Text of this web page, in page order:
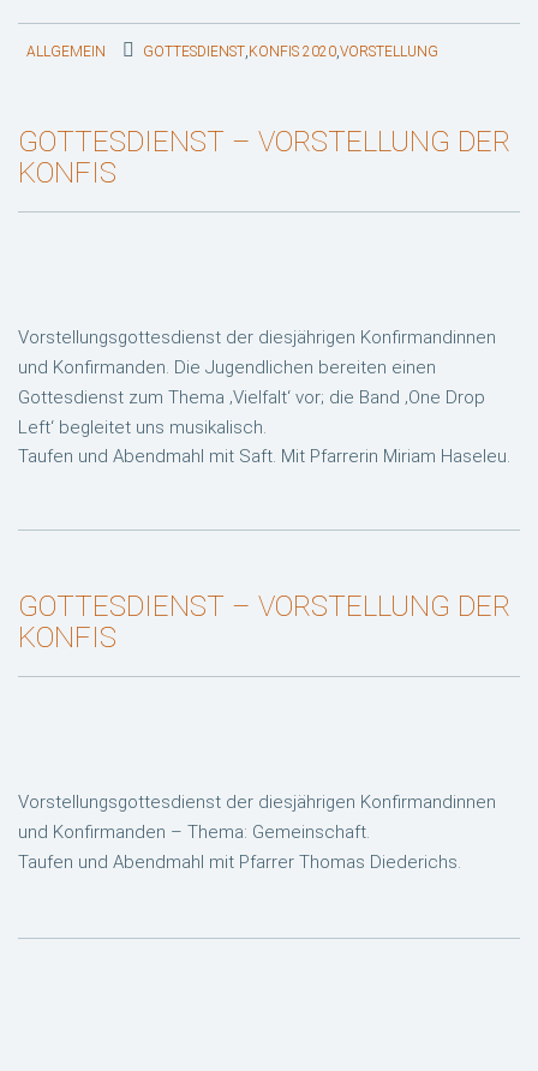
ALLGEMEIN GOTTESDIENST, KONFIS 2020,VORSTELLUNG
GOTTESDIENST – VORSTELLUNG DER
KONFIS
Vorstellungsgottesdienst der diesjährigen Konfirmandinnen
und Konfirmanden. Die Jugendlichen bereiten einen
Gottesdienst zum Thema ‚Vielfalt‘ vor; die Band ‚One Drop
Left‘ begleitet uns musikalisch.
Taufen und Abendmahl mit Saft. Mit Pfarrerin Miriam Haseleu.
GOTTESDIENST – VORSTELLUNG DER
KONFIS
Vorstellungsgottesdienst der diesjährigen Konfirmandinnen
und Konfirmanden – Thema: Gemeinschaft.
Taufen und Abendmahl mit Pfarrer Thomas Diederichs.